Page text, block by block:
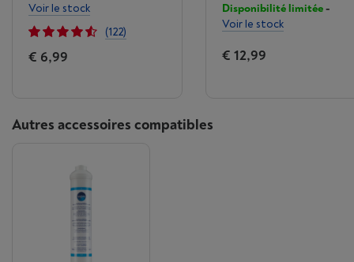
Voir le stock
(122)
€ 6,99
Disponibilité limitée-
Voir le stock
€ 12,99
Autres accessoires compatibles